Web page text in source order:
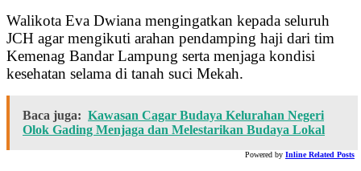
Walikota Eva Dwiana mengingatkan kepada seluruh
JCH agar mengikuti arahan pendamping haji dari tim
Kemenag Bandar Lampung serta menjaga kondisi
kesehatan selama di tanah suci Mekah.
Baca juga: Kawasan Cagar Budaya Kelurahan Negeri
Olok Gading Menjaga dan Melestarikan Budaya Lokal
Powered by Inline Related Posts